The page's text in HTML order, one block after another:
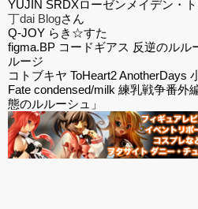
YUJIN SRDXローゼンメイデン・
丁dai Blogさん
Q-JOY らき☆すた
figma.BP コードギアス 反逆のルル
ルージ
コトブキヤ ToHeart2 AnotherDays
Fate condensed/milk 練乳戦争番外
態のルルーシュ」